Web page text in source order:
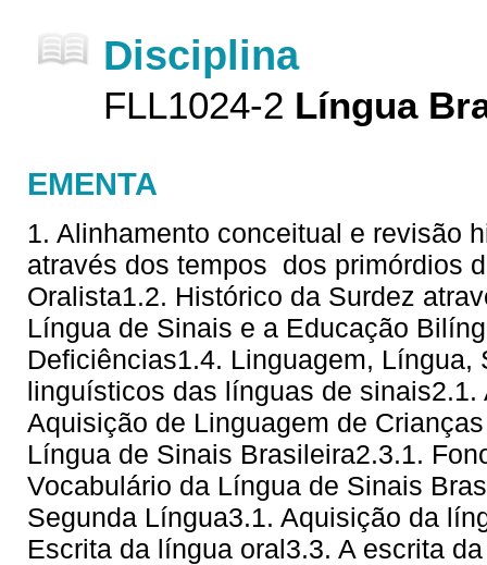
Disciplina
FLL1024-2 Língua
EMENTA
1. Alinhamento conceitual e revisão
através dos tempos  dos primórdios
Oralista1.2. Histórico da Surdez
Língua de Sinais e a Educação
Deficiências1.4. Linguagem,
linguísticos das línguas de
Aquisição de Linguagem de
Língua de Sinais Brasileira2.3.1.
Vocabulário da Língua de Sinais
Segunda Língua3.1. Aquisição da
Escrita da língua oral3.3. A escrita